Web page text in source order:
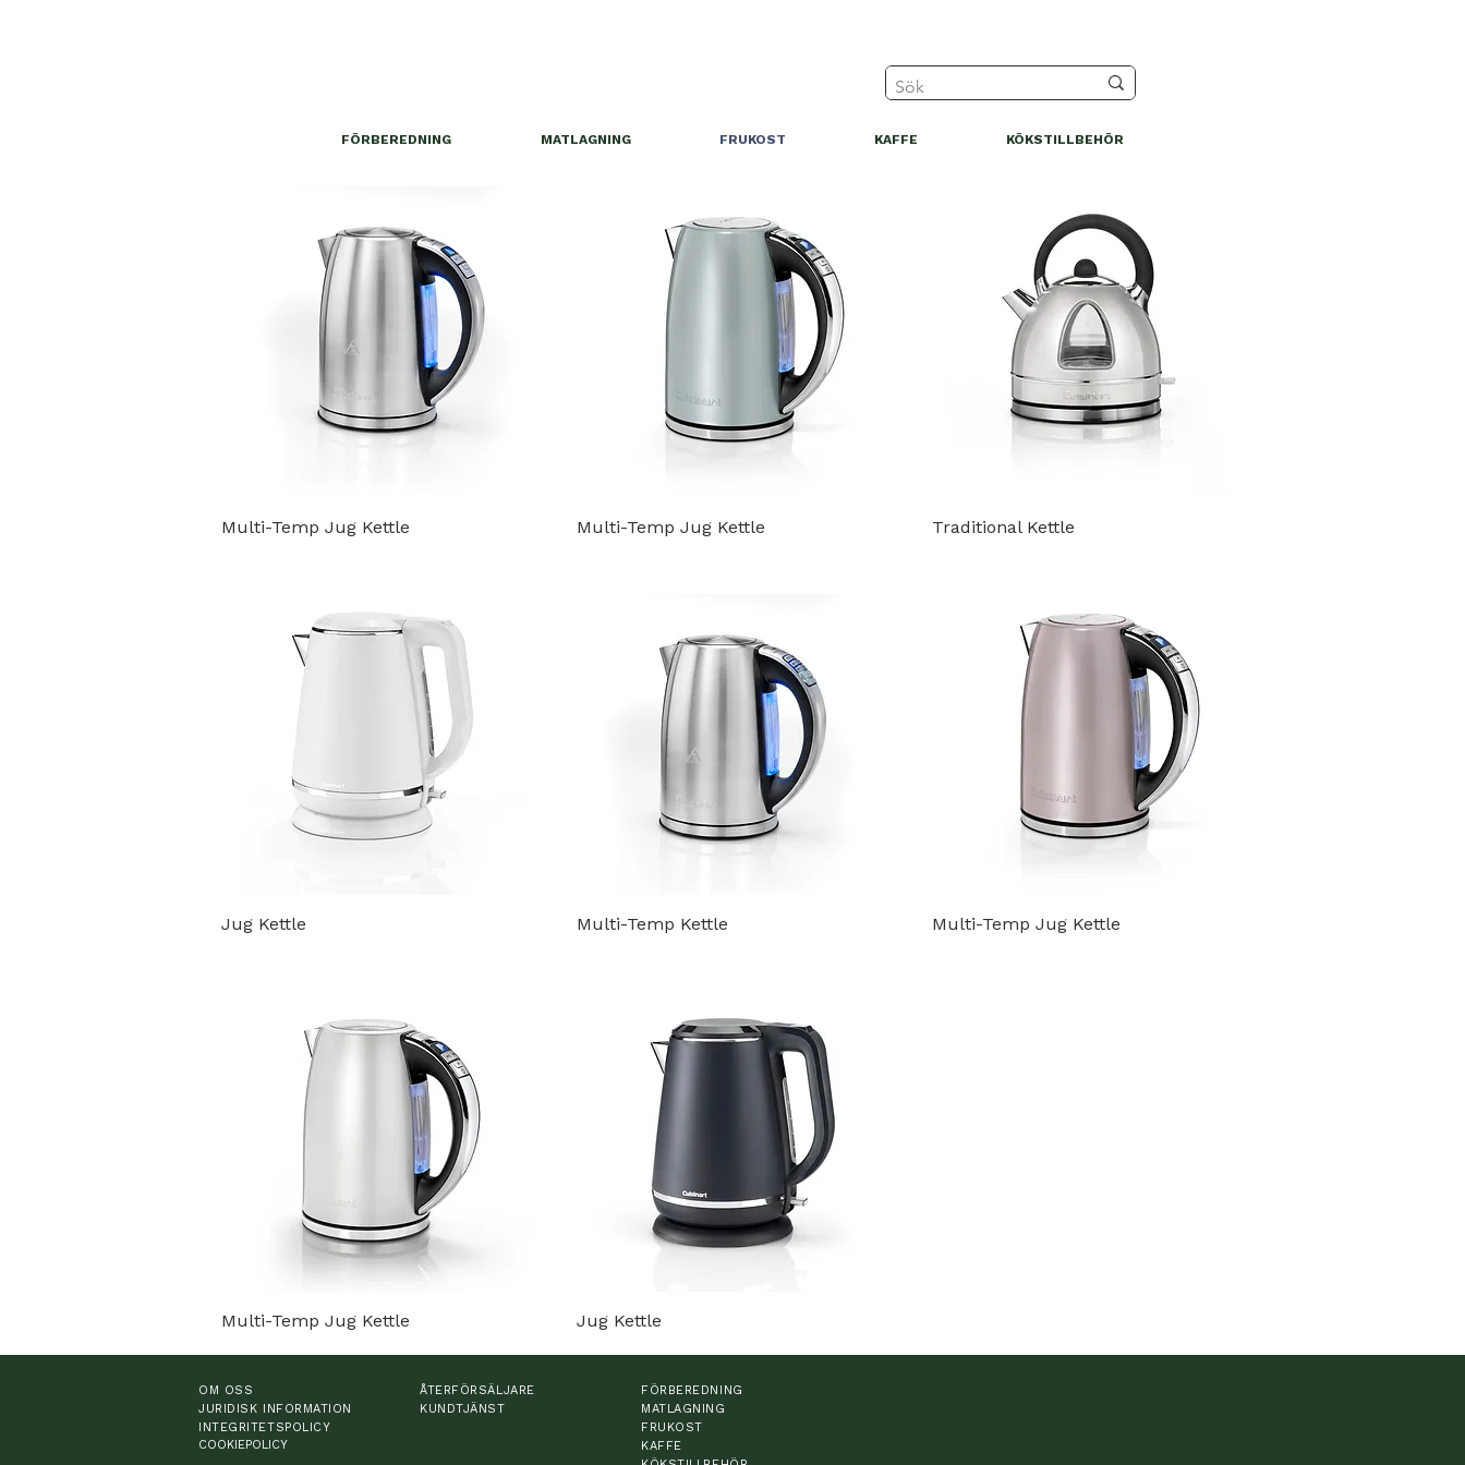
FÖRBEREDNING MATLAGNING FRUKOST KAFFE KÖKSTILLBEHÖR
Multi-Temp Jug Kettle Multi-Temp Jug Kettle Traditional Kettle
Jug Kettle Multi-Temp Kettle Multi-Temp Jug Kettle
Multi-Temp Jug Kettle Jug Kettle
OM OSS
JURIDISK INFORMATION
INTEGRITETSPOLICY
COOKIEPOLICY
ÅTERFÖRSÄLJARE
KUNDTJÄNST
FÖRBEREDNING
MATLAGNING
FRUKOST
KAFFE